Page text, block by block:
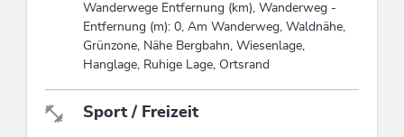
Erkunden Sie die Region mit einer Wanderung,einem
Besuch einer Bergwelt - Erlebniswelt oder einer
Mountain bezw. E-Bike Runde inklusive Single trail-
Erlebnis.
Mit der Wildschönau Card erhalten Sie einen
reduzierten Preis laut Preisliste.
Wanderwege Entfernung (km), Wanderweg -
Entfernung (m): 0, Am Wanderweg, Waldnähe,
Grünzone, Nähe Bergbahn, Wiesenlage,
Hanglage, Ruhige Lage, Ortsrand
Sport / Freizeit